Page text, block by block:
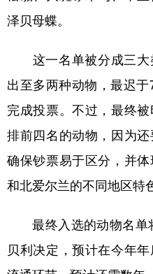
English Español
Deutsch Português
泽贝母蝶。
这一名单被分成三大
出至多两种动物，最迟
完成投票。不过，最终
排前四名的动物，因为
确保钞票易于区分，并
和北爱尔兰的不同地区特
最终入选的动物名单
贝利决定，预计在今年